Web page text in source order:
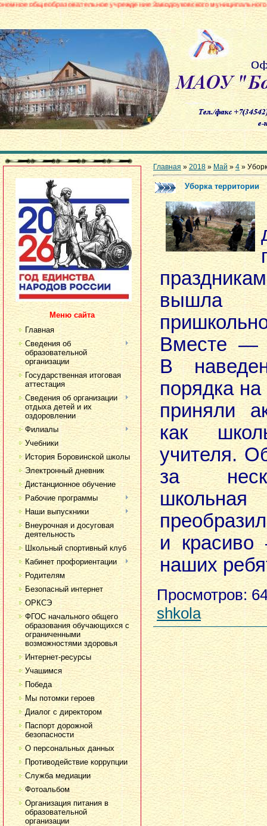
учреждение Заводоуковского муниципального округа
Меню сайта
Главная
Сведения об
образовательной
организации
Государственная итоговая
аттестация
Сведения об организации
отдыха детей и их
оздоровлении
Филиалы
Учебники
История Боровинской школы
Электронный дневник
Дистанционное обучение
Рабочие программы
Наши выпускники
Внеурочная и досуговая
деятельность
Школьный спортивный клуб
Кабинет профориентации
Родителям
Безопасный интернет
ОРКСЭ
ФГОС начального общего
образования обучающихся с
ограниченными
возможностями здоровья
Интернет-ресурсы
Учашимся
Победа
Мы потомки героев
Диалог с директором
Паспорт дорожной
безопасности
О персональных данных
Противодействие коррупции
Служба медиации
Фотоальбом
Организация питания в
образовательной
организации
Главная »2018 » Май » 4 »
Уборка территории
вышла
Вместе —
В
порядка
приняли
как
учителя.
за
и красиво
наших
Просмотров:
shkola